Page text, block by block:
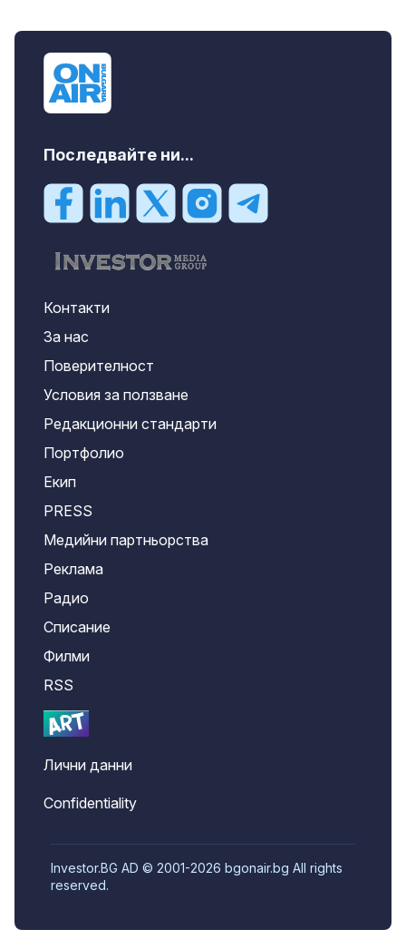
Последвайте ни...
Контакти
За нас
Поверителност
Условия за ползване
Редакционни стандарти
Портфолио
Екип
PRESS
Медийни партньорства
Реклама
Радио
Списание
Филми
RSS
Лични данни
Confidentiality
Investor.BG AD © 2001-2026 bgonair.bg All rights
reserved.